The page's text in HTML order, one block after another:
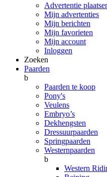
Advertentie
Mijn advertenties
Mijn berichten
Mijn favorieten
Mijn account
Inloggen
Zoeken
Paarden
b
Paarden te koop
Pony's
Veulens
Embryo’s
Dekhengsten
Dressuurpaarden
Springpaarden
Westernpaarden
b
Western